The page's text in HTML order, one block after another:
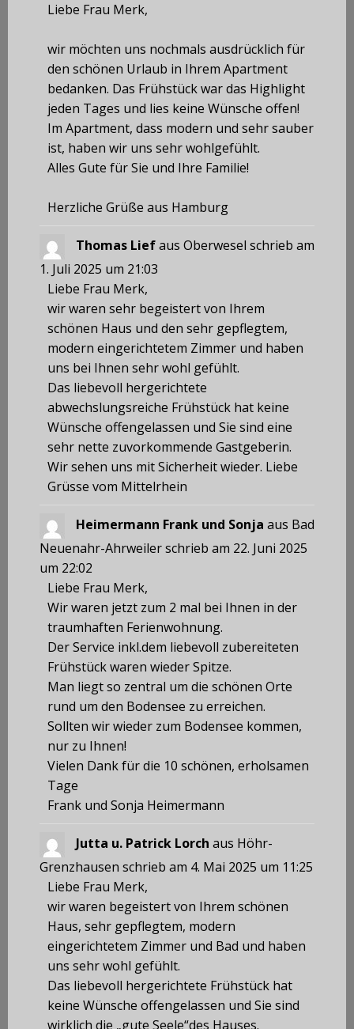
Liebe Frau Merk,
wir möchten uns nochmals ausdrücklich für
den schönen Urlaub in Ihrem Apartment
bedanken. Das Frühstück war das Highlight
jeden Tages und lies keine Wünsche offen!
Im Apartment, dass modern und sehr sauber
ist, haben wir uns sehr wohlgefühlt.
Alles Gute für Sie und Ihre Familie!
Herzliche Grüße aus Hamburg
Thomas Liefaus Oberwesel schrieb am
1. Juli 2025 um 21:03
Liebe Frau Merk,
wir waren sehr begeistert von Ihrem
schönen Haus und den sehr gepflegtem,
modern eingerichtetem Zimmer und haben
uns bei Ihnen sehr wohl gefühlt.
Das liebevoll hergerichtete
abwechslungsreiche Frühstück hat keine
Wünsche offengelassen und Sie sind eine
sehr nette zuvorkommende Gastgeberin.
Wir sehen uns mit Sicherheit wieder. Liebe
Grüsse vom Mittelrhein
Heimermann Frank und Sonja aus Bad
Neuenahr-Ahrweilerschrieb am 22. Juni 2025
um 22:02
Liebe Frau Merk,
Wir waren jetzt zum 2 mal bei Ihnen in der
traumhaften Ferienwohnung.
Der Service inkl.dem liebevoll zubereiteten
Frühstück waren wieder Spitze.
Man liegt so zentral um die schönen Orte
rund um den Bodensee zu erreichen.
Sollten wir wieder zum Bodensee kommen,
nur zu Ihnen!
Vielen Dank für die 10 schönen, erholsamen
Tage
Frank und Sonja Heimermann
Jutta u. Patrick Lorch aus Höhr-
Grenzhausen schrieb am 4. Mai 2025 um 11:25
Liebe Frau Merk,
wir waren begeistert von Ihrem schönen
Haus, sehr gepflegtem, modern
eingerichtetem Zimmer und Bad und haben
uns sehr wohl gefühlt.
Das liebevoll hergerichtete Frühstück hat
keine Wünsche offengelassen und Sie sind
wirklich die „gute Seele“des Hauses.